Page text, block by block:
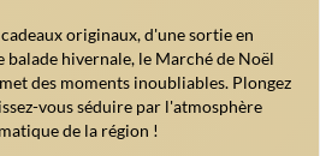
originaux, d'une sortie en
hivernale, le Marché de Noël
des moments inoubliables. Plongez
vous séduire par l'atmosphère
de la région !